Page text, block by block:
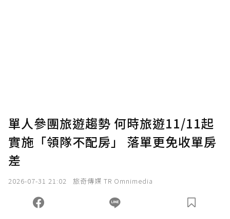
單人參團旅遊趨勢 何時旅遊11/11起
實施「領隊不配房」 落單更免收單房
差
2026-07-31 21:02 旅奇傳媒 TR Omnimedia